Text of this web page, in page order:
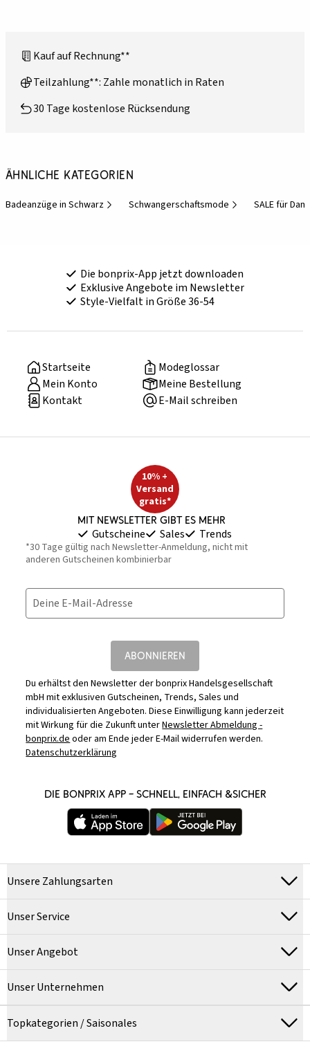
Kauf auf Rechnung**
Teilzahlung**: Zahle monatlich in Raten
30 Tage kostenlose Rücksendung
Ähnliche Kategorien
Badeanzüge in Schwarz Schwangerschaftsmode SALE für
Die bonprix-App jetzt downloaden
Exklusive Angebote im Newsletter
Style-Vielfalt in Größe 36-54
Startseite
Modeglossar
Mein Konto
Meine Bestellung
Kontakt
E-Mail schreiben
10% +
Versand
gratis*
Mit Newsletter gibt es mehr
Gutscheine Sales Trends
*30 Tage gültig nach Newsletter-Anmeldung, nicht mit
anderen Gutscheinen kombinierbar
Deine E-Mail-Adresse
ABONNIEREN
Du erhältst den Newsletter der bonprix Handelsgesellschaft
mbH mit exklusiven Gutscheinen, Trends, Sales und
individualisierten Angeboten. Diese Einwilligung kann jederzeit
mit Wirkung für die Zukunft unterNewsletter Abmeldung -
bonprix.deoder am Ende jeder E-Mail widerrufen werden.
Datenschutzerklärung
DIE BONPRIX APP – SCHNELL, EINFACH &SICHER
Unsere Zahlungsarten
Unser Service
Unser Angebot
Unser Unternehmen
Topkategorien / Saisonales